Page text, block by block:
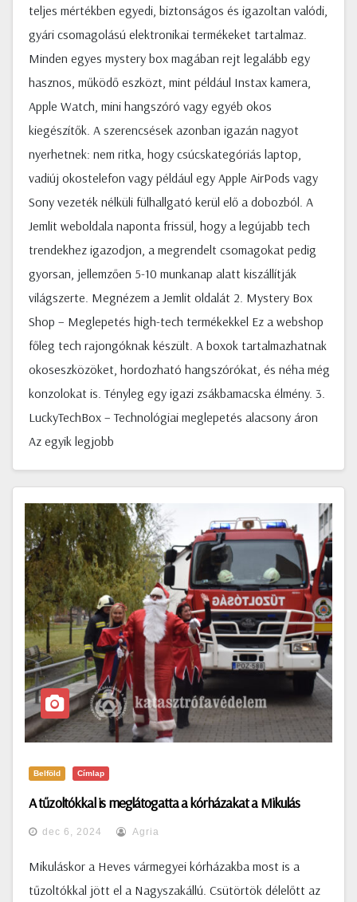
teljes mértékben egyedi, biztonságos és igazoltan valódi,
gyári csomagolású elektronikai termékeket tartalmaz.
Minden egyes mystery box magában rejt legalább egy
hasznos, működő eszközt, mint például Instax kamera,
Apple Watch, mini hangszóró vagy egyéb okos
kiegészítők. A szerencsések azonban igazán nagyot
nyerhetnek: nem ritka, hogy csúcskategóriás laptop,
vadiúj okostelefon vagy például egy Apple AirPods vagy
Sony vezeték nélküli fülhallgató kerül elő a dobozból. A
Jemlit weboldala naponta frissül, hogy a legújabb tech
trendekhez igazodjon, a megrendelt csomagokat pedig
gyorsan, jellemzően 5-10 munkanap alatt kiszállítják
világszerte. Megnézem a Jemlit oldalát 2. Mystery Box
Shop – Meglepetés high-tech termékekkel Ez a webshop
főleg tech rajongóknak készült. A boxok tartalmazhatnak
okoseszközöket, hordozható hangszórókat, és néha még
konzolokat is. Tényleg egy igazi zsákbamacska élmény. 3.
LuckyTechBox – Technológiai meglepetés alacsony áron
Az egyik legjobb
Belföld Címlap
A tűzoltókkal is meglátogatta a kórházakat a Mikulás
dec 6, 2024 Agria
Mikuláskor a Heves vármegyei kórházakba most is a
tűzoltókkal jött el a Nagyszakállú. Csütörtök délelőtt az